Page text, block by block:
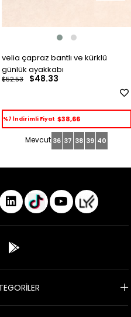
velia çapraz bantlı ve kürklü
günlük ayakkabı
$48.33
$52.53
%7 İndirimli Fiyat $38,66
36 37 38 39 40